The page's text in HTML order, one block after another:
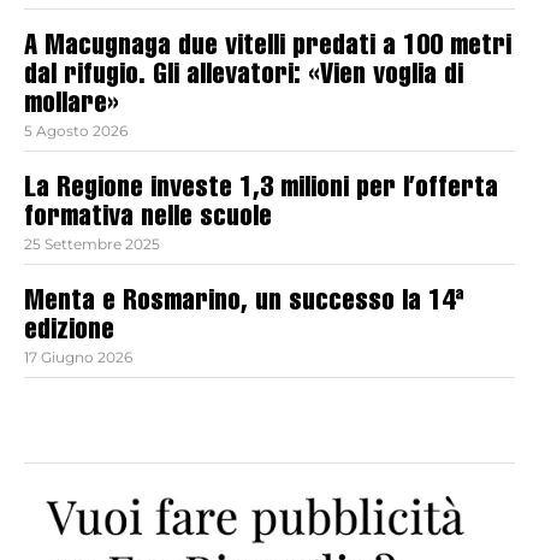
A Macugnaga due vitelli predati a 100 metri
dal rifugio. Gli allevatori: «Vien voglia di
mollare»
5 Agosto 2026
La Regione investe 1,3 milioni per l’offerta
formativa nelle scuole
25 Settembre 2025
Menta e Rosmarino, un successo la 14ª
edizione
17 Giugno 2026